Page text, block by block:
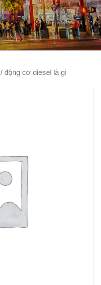
/ động cơ diesel là gì